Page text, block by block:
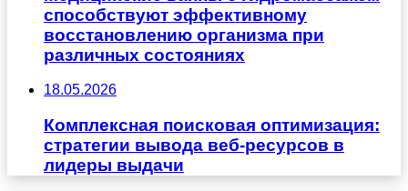
способствуют эффективному
восстановлению организма при
различных состояниях
18.05.2026
Комплексная поисковая оптимизация:
стратегии вывода веб-ресурсов в
лидеры выдачи